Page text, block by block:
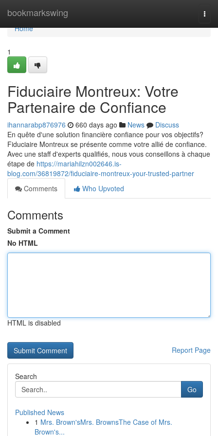
bookmarkswing
Home
Home
1
Fiduciaire Montreux: Votre
Partenaire de Confiance
ihannarabp876976 660 days ago News
Discuss
En quête d'une solution financière confiance pour vos objectifs?
Fiduciaire Montreux se présente comme votre allié de confiance.
Avec une staff d'experts qualifiés, nous vous conseillons à chaque
étape de https://mariahilzn002646.is-
blog.com/36819872/fiduciaire-montreux-your-trusted-partner
Comments
Who Upvoted
Comments
Submit a Comment
No HTML
HTML is disabled
Report Page
Search
Go
Published News
1 Mrs. Brown'sMrs. BrownsThe Case of Mrs.
Brown's...